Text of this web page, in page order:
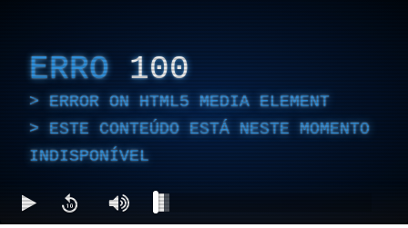
ERRO 100
ERROR ON HTML5 MEDIA ELEMENT
ESTE CONTEÚDO ESTÁ NESTE MOMENTO
INDISPONÍVEL